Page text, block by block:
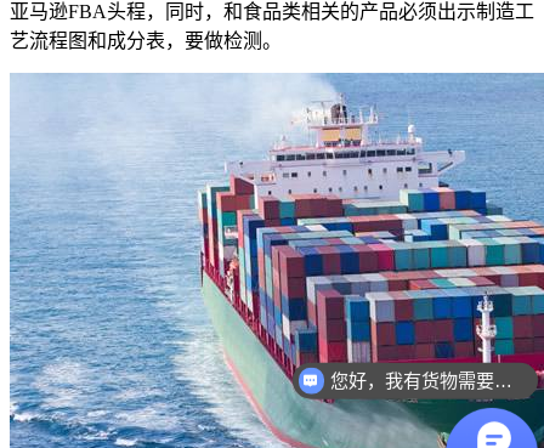
亚马逊FBA头程，同时，和食品类相关的产品必须出示制造工
艺流程图和成分表，要做检测。
您好，我有货物需要你们的产品。